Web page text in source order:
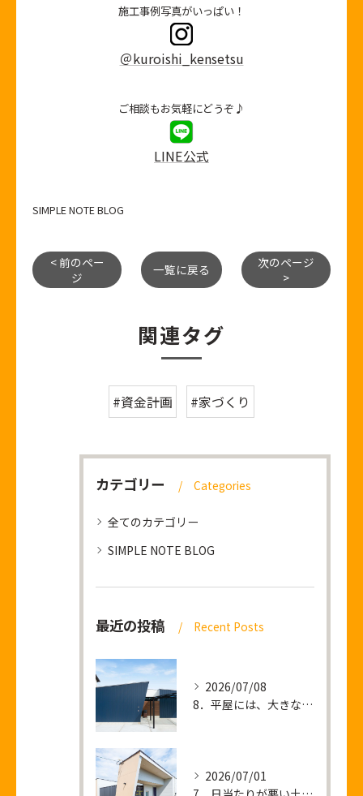
施工事例写真がいっぱい！
＠kuroishi_kensetsu
ご相談もお気軽にどうぞ♪
LINE公式
SIMPLE NOTE BLOG
< 前のペー
ジ
一覧に戻る
次のページ
>
関連タグ
#資金計画 #家づくり
カテゴリー Categories
全てのカテゴリー
SIMPLE NOTE BLOG
最近の投稿 Recent Posts
2026/07/08
8．平屋には、大きな土地が必要なのか？
2026/07/01